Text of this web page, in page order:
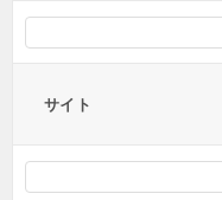
サイト